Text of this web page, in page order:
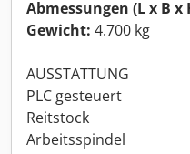
Abmessungen (L x B x
Gewicht: 4.700 kg
AUSSTATTUNG
PLC gesteuert
Reitstock
Arbeitsspindel